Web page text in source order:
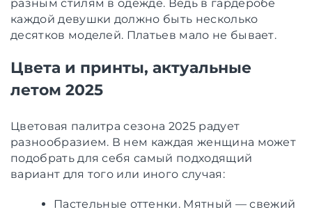
разным стилям в одежде. Ведь в гардеробе
каждой девушки должно быть несколько
десятков моделей. Платьев мало не бывает.
Цвета и принты, актуальные
летом 2025
Цветовая палитра сезона 2025 радует
разнообразием. В нем каждая женщина может
подобрать для себя самый подходящий
вариант для того или иного случая:
Пастельные оттенки. Мятный — свежий